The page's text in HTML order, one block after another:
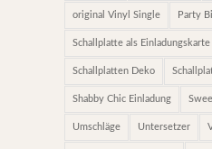
original Vinyl Single Party
Schallplatte als Einladungskarte
Schallplatten Deko
Shabby Chic Einladung
Umschläge Untersetzer